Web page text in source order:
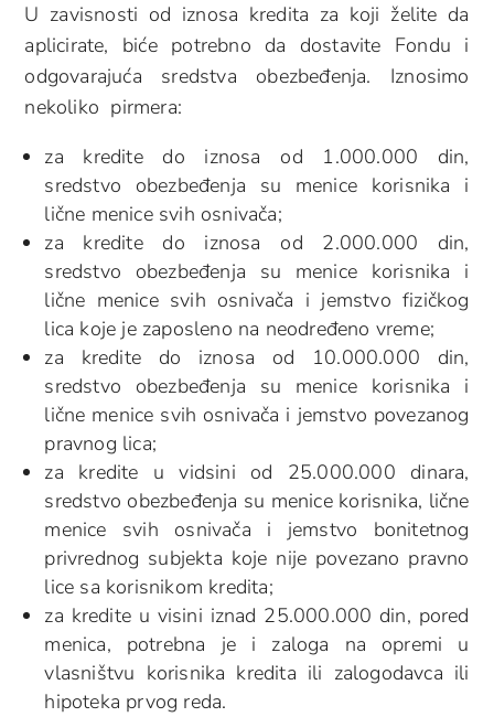
U zavisnosti od iznosa kredita za koji želite da
aplicirate, biće potrebno da dostavite Fondu i
odgovarajuća sredstva obezbeđenja. Iznosimo
nekoliko pirmera:
za kredite do iznosa od 1.000.000 din,
sredstvo obezbeđenja su menice korisnika i
lične menice svih osnivača;
za kredite do iznosa od 2.000.000 din,
sredstvo obezbeđenja su menice korisnika i
lične menice svih osnivača i jemstvo fizičkog
lica koje je zaposleno na neodređeno vreme;
za kredite do iznosa od 10.000.000 din,
sredstvo obezbeđenja su menice korisnika i
lične menice svih osnivača i jemstvo povezanog
pravnog lica;
za kredite u vidsini od 25.000.000 dinara,
sredstvo obezbeđenja su menice korisnika, lične
menice svih osnivača i jemstvo bonitetnog
privrednog subjekta koje nije povezano pravno
lice sa korisnikom kredita;
za kredite u visini iznad 25.000.000 din, pored
menica, potrebna je i zaloga na opremi u
vlasništvu korisnika kredita ili zalogodavca ili
hipoteka prvog reda.